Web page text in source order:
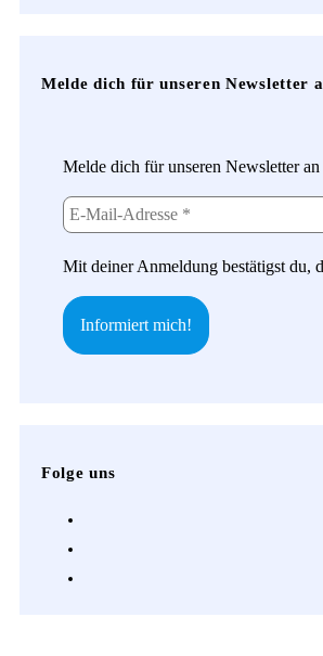
Melde dich für unseren Newsletter
Melde dich für unseren Newsletter
Mit deiner Anmeldung bestätigst du,
Folge uns